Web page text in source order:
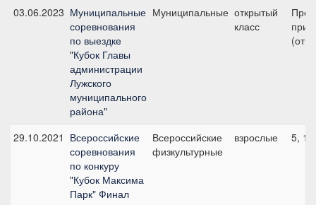
03.06.2023 Муниципальные
соревнования
по выездке
"Кубок Главы
администрации
Лужского
муниципального
района"
Муниципальные открытый
класс
29.10.2021 Всероссийские
соревнования
по конкуру
"Кубок Максима
Парк" Финал
Всероссийские
физкультурные
взрослые 5,